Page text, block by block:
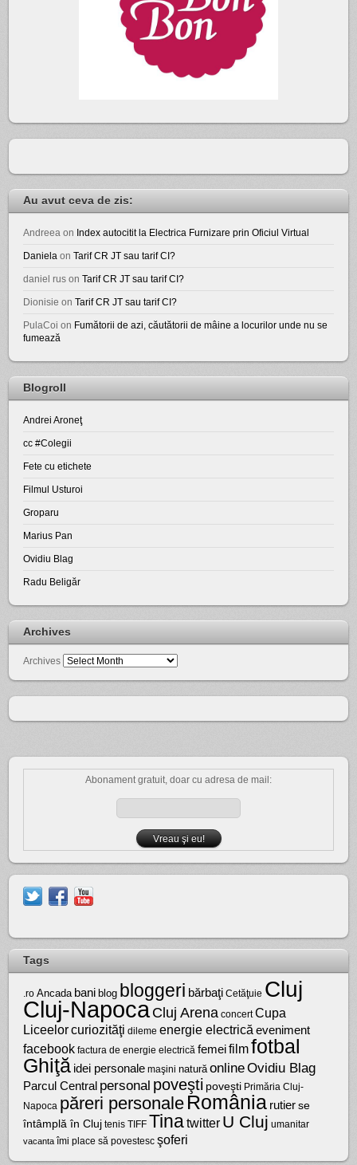
Au avut ceva de zis:
Andreea on Index autocitit la Electrica Furnizare prin Oficiul Virtual
Daniela onTarif CR JT sau tarif CI?
daniel rus onTarif CR JT sau tarif CI?
Dionisie onTarif CR JT sau tarif CI?
PulaCoi on Fumătorii de azi, căutătorii de mâine a locurilor unde nu se
fumează
Blogroll
Andrei Aroneţ
cc #Colegii
Fete cu etichete
Filmul Usturoi
Groparu
Marius Pan
Ovidiu Blag
Radu Beligăr
Archives
Archives
Abonament gratuit, doar cu adresa de mail:
Tags
.ro Ancada bani blog bloggeri bărbaţi Cetăţuie Cluj
Cluj-NapocaCluj Arena concert Cupa
Liceelorcuriozităţi dileme energie electrică eveniment
facebook factura de energie electrică femei filmfotbal
Ghiţă idei personale maşini natură onlineOvidiu Blag
Parcul Central personal poveşti poveşti Primăria Cluj-
Napoca păreri personale România rutier se
întâmplă în Cluj tenis TIFF Tinatwitter U Cluj umanitar
vacanta îmi place să povestesc şoferi